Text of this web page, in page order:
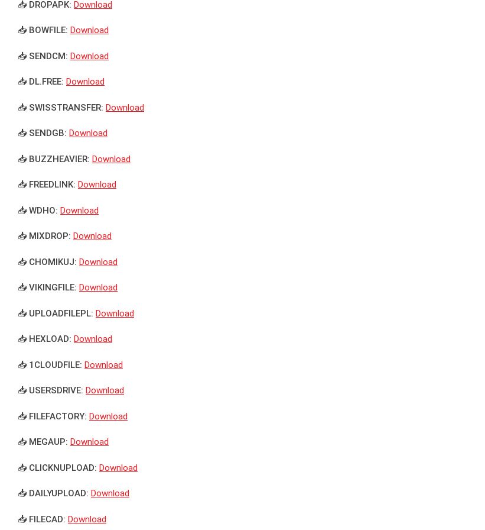
📥 DROPAPK: Download
📥 BOWFILE: Download
📥 SENDCM: Download
📥 DL.FREE: Download
📥 SWISSTRANSFER: Download
📥 SENDGB: Download
📥 BUZZHEAVIER: Download
📥 FREEDLINK: Download
📥 WDHO: Download
📥 MIXDROP: Download
📥 CHOMIKUJ: Download
📥 VIKINGFILE: Download
📥 UPLOADFILEPL: Download
📥 HEXLOAD: Download
📥 1CLOUDFILE: Download
📥 USERSDRIVE: Download
📥 FILEFACTORY: Download
📥 MEGAUP: Download
📥 CLICKNUPLOAD: Download
📥 DAILYUPLOAD: Download
📥 FILECAD: Download